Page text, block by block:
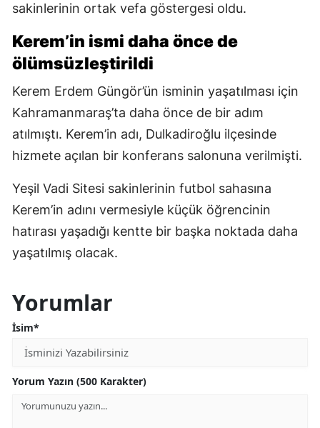
sakinlerinin ortak vefa göstergesi oldu.
Kerem’in ismi daha önce de
ölümsüzleştirildi
Kerem Erdem Güngör’ün isminin yaşatılması için
Kahramanmaraş’ta daha önce de bir adım
atılmıştı. Kerem’in adı, Dulkadiroğlu ilçesinde
hizmete açılan bir konferans salonuna verilmişti.
Yeşil Vadi Sitesi sakinlerinin futbol sahasına
Kerem’in adını vermesiyle küçük öğrencinin
hatırası yaşadığı kentte bir başka noktada daha
yaşatılmış olacak.
Yorumlar
İsim*
Yorum Yazın (500 Karakter)